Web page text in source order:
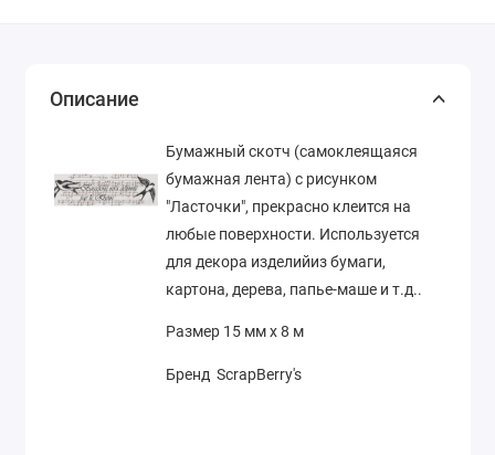
Описание
Бумажный скотч (самоклеящаяся
бумажная лента) с рисунком
"Ласточки", прекрасно клеится на
любые поверхности. Используется
для декора изделийиз бумаги,
картона, дерева, папье-маше и т.д..
Размер 15 мм х 8 м
Бренд ScrapBerry's